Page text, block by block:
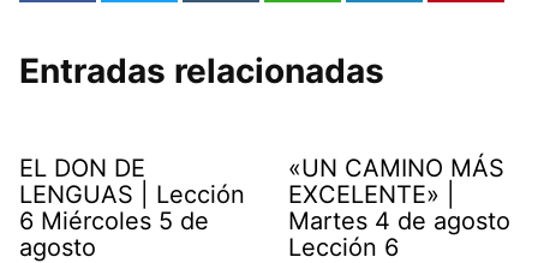
Entradas relacionadas
EL DON DE
LENGUAS | Lección
6 Miércoles 5 de
agosto
«UN CAMINO MÁS
EXCELENTE» |
Martes 4 de agosto
Lección 6